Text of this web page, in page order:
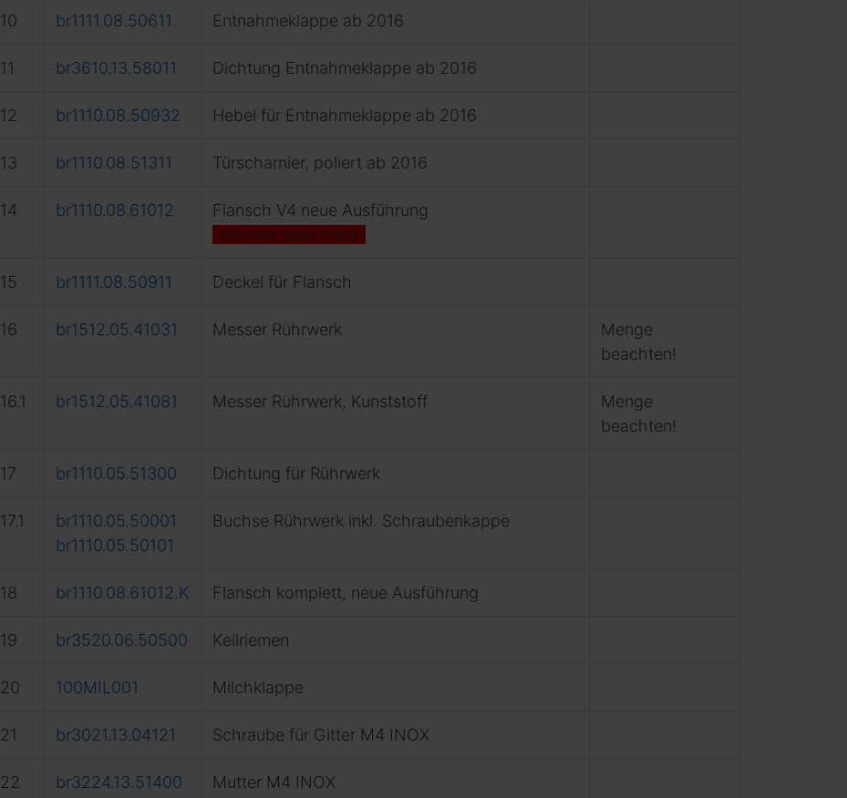
10 br1111.08.50611 Entnahmeklappe ab 2016
11 br3610.13.58011 Dichtung Entnahmeklappe ab 2016
12 br1110.08.50932 Hebel für Entnahmeklappe ab 2016
13 br1110.08.51311 Türscharnier, poliert ab 2016
14 br1110.08.61012
Flansch V4 neue Ausführung
-Hinweis beachten!-
15 br1111.08.50911 Deckel für Flansch
16 br1512.05.41031 Messer Rührwerk
Menge
beachten!
16.1 br1512.05.41081 Messer Rührwerk, Kunststoff
Menge
beachten!
17 br1110.05.51300 Dichtung für Rührwerk
17.1
br1110.05.50001
br1110.05.50101
Buchse Rührwerk inkl. Schraubenkappe
18 br1110.08.61012.K Flansch komplett, neue Ausführung
19 br3520.06.50500 Keilriemen
20 100MIL001 Milchklappe
21 br3021.13.04121 Schraube für Gitter M4 INOX
22 br3224.13.51400 Mutter M4 INOX